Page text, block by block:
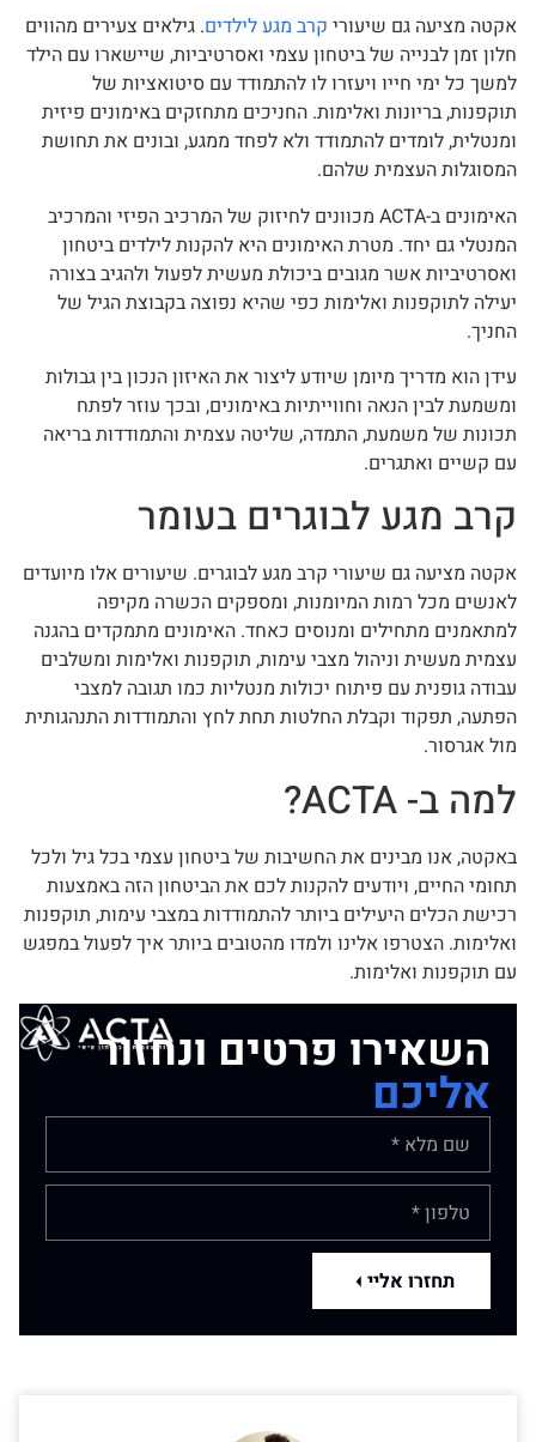
אקטה מציעה גם שיעורי קרב מגע לילדים. גילאים צעירים מהווים
חלון זמן לבנייה של ביטחון עצמי ואסרטיביות, שיישארו עם הילד
למשך כל ימי חייו ויעזרו לו להתמודד עם סיטואציות של
תוקפנות, בריונות ואלימות. החניכים מתחזקים באימונים פיזית
ומנטלית, לומדים להתמודד ולא לפחד ממגע, ובונים את תחושת
המסוגלות העצמית שלהם.
האימונים ב-ACTA מכוונים לחיזוק של המרכיב הפיזי והמרכיב
המנטלי גם יחד. מטרת האימונים היא להקנות לילדים ביטחון
ואסרטיביות אשר מגובים ביכולת מעשית לפעול ולהגיב בצורה
יעילה לתוקפנות ואלימות כפי שהיא נפוצה בקבוצת הגיל של
החניך.
עידן הוא מדריך מיומן שיודע ליצור את האיזון הנכון בין גבולות
ומשמעת לבין הנאה וחווייתיות באימונים, ובכך עוזר לפתח
תכונות של משמעת, התמדה, שליטה עצמית והתמודדות בריאה
עם קשיים ואתגרים.
קרב מגע לבוגרים בעומר
אקטה מציעה גם שיעורי קרב מגע לבוגרים. שיעורים אלו מיועדים
לאנשים מכל רמות המיומנות, ומספקים הכשרה מקיפה
למתאמנים מתחילים ומנוסים כאחד. האימונים מתמקדים בהגנה
עצמית מעשית וניהול מצבי עימות, תוקפנות ואלימות ומשלבים
עבודה גופנית עם פיתוח יכולות מנטליות כמו תגובה למצבי
הפתעה, תפקוד וקבלת החלטות תחת לחץ והתמודדות התנהגותית
מול אגרסור.
למה ב- ACTA?
באקטה, אנו מבינים את החשיבות של ביטחון עצמי בכל גיל ולכל
תחומי החיים, ויודעים להקנות לכם את הביטחון הזה באמצעות
רכישת הכלים היעילים ביותר להתמודדות במצבי עימות, תוקפנות
ואלימות. הצטרפו אלינו ולמדו מהטובים ביותר איך לפעול במפגש
עם תוקפנות ואלימות.
השאירו פרטים ונחזור
אליכם
תחזרו אליי